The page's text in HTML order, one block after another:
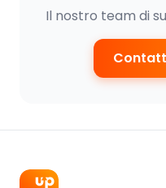
Il nostro team di